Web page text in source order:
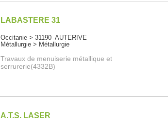
LABASTERE 31
Occitanie > 31190 AUTERIVE
Métallurgie > Métallurgie
Travaux de menuiserie métallique et
serrurerie(4332B)
A.T.S. LASER